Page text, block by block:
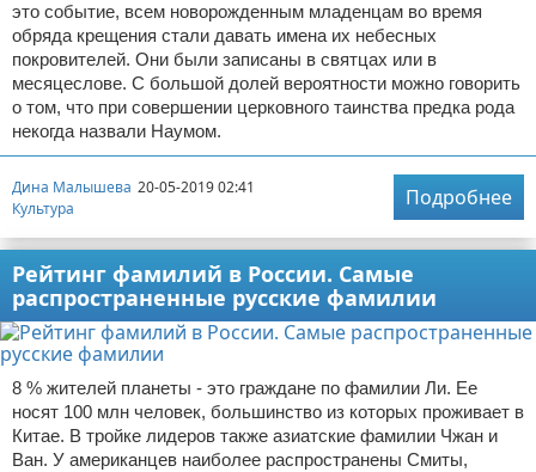
это событие, всем новорожденным младенцам во время
обряда крещения стали давать имена их небесных
покровителей. Они были записаны в святцах или в
месяцеслове. С большой долей вероятности можно говорить
о том, что при совершении церковного таинства предка рода
некогда назвали Наумом.
Дина Малышева 20-05-2019 02:41
Культура
Подробнее
Рейтинг фамилий в России. Самые
распространенные русские фамилии
8 % жителей планеты - это граждане по фамилии Ли. Ее
носят 100 млн человек, большинство из которых проживает в
Китае. В тройке лидеров также азиатские фамилии Чжан и
Ван. У американцев наиболее распространены Смиты,